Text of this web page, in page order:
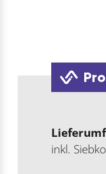
inkl.